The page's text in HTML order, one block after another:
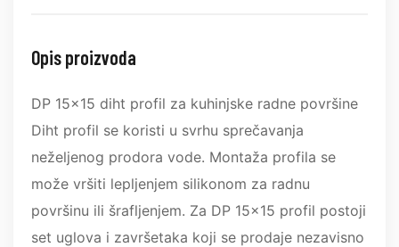
Opis proizvoda
DP 15x15 diht profil za kuhinjske radne površine
Diht profil se koristi u svrhu sprečavanja
neželjenog prodora vode. Montaža profila se
može vršiti lepljenjem silikonom za radnu
površinu ili šrafljenjem. Za DP 15x15 profil postoji
set uglova i završetaka koji se prodaje nezavisno